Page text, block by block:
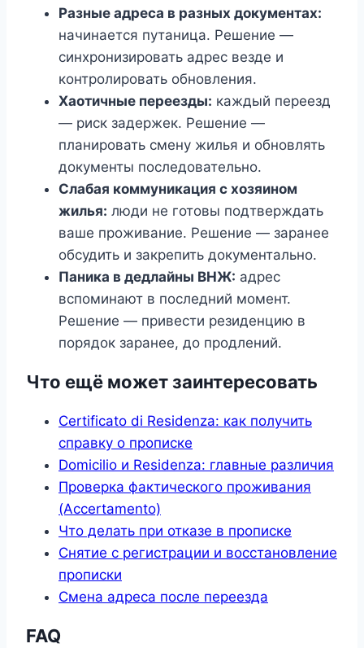
Разные адреса в разных документах:
начинается путаница. Решение —
синхронизировать адрес везде и
контролировать обновления.
Хаотичные переезды: каждый переезд
— риск задержек. Решение —
планировать смену жилья и обновлять
документы последовательно.
Слабая коммуникация с хозяином
жилья: люди не готовы подтверждать
ваше проживание. Решение — заранее
обсудить и закрепить документально.
Паника в дедлайны ВНЖ: адрес
вспоминают в последний момент.
Решение — привести резиденцию в
порядок заранее, до продлений.
Что ещё может заинтересовать
Certificato di Residenza: как получить
справку о прописке
Domicilio и Residenza: главные различия
Проверка фактического проживания
(Accertamento)
Что делать при отказе в прописке
Снятие с регистрации и восстановление
прописки
Смена адреса после переезда
FAQ